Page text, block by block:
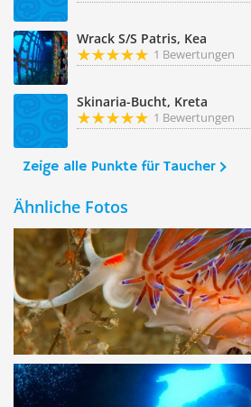
Wrack S/S Patris, Kea
1 Bewertungen
Skinaria-Bucht, Kreta
1 Bewertungen
Zeige alle Punkte für Taucher
Ähnliche Fotos